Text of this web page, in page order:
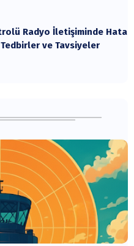
Radyo İletişiminde Hata
ve Tavsiyeler